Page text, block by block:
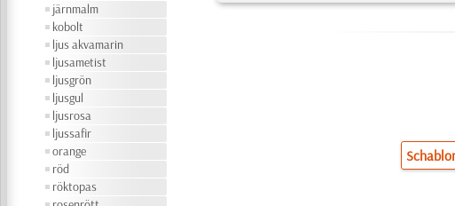
järnmalm
kobolt
ljus akvamarin
ljusametist
ljusgrön
ljusgul
ljusrosa
ljussafir
orange
röd
röktopas